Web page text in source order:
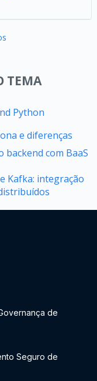
TEMA
Python
e diferenças
backend com BaaS
Kafka: integração
de
Seguro de